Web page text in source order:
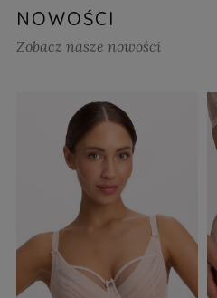
NOWOŚCI
Zobacz nasze nowości